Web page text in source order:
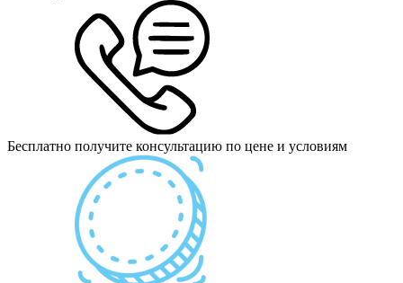
Бесплатно получите консультацию по цене и условиям